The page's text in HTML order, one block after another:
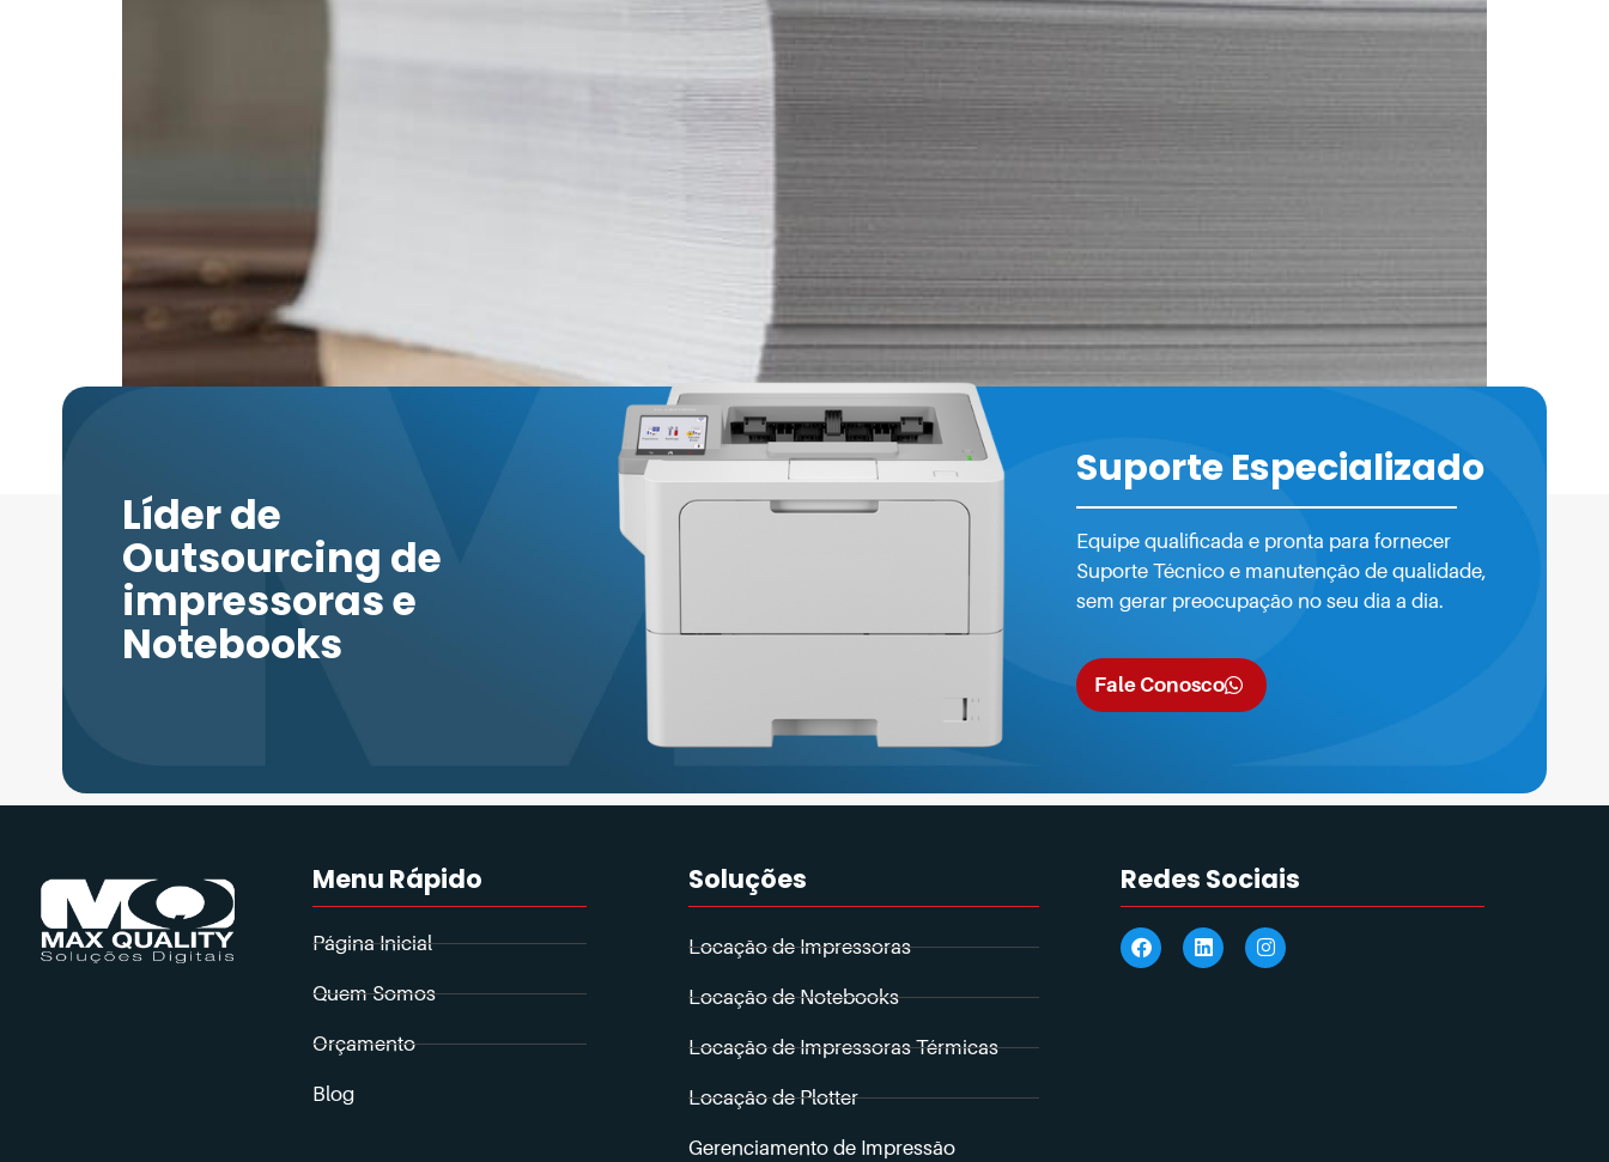
O mundo moderno é, sem dúvida, um lugar onde a consciência ambiental está se tornando cada vez mais relevante. Diariamente, somos
confrontados com questões que demandam nossa atenção e ação em relação ao nosso impacto no planeta. Entre essas questões, destaca-se a
produção e consumo de papel, que, muitas vezes, passam despercebidos em nossa vida […]
Líder de
Outsourcing de
impressoras e
Notebooks
Suporte Especializado
Equipe qualificada e pronta para fornecer
Suporte Técnico e manutenção de qualidade,
sem gerar preocupação no seu dia a dia.
Fale Conosco
Menu Rápido
Página Inicial
Quem Somos
Orçamento
Blog
Soluções
Locação de Impressoras
Locação de Notebooks
Locação de Impressoras Térmicas
Locação de Plotter
Gerenciamento de Impressão
Redes Sociais